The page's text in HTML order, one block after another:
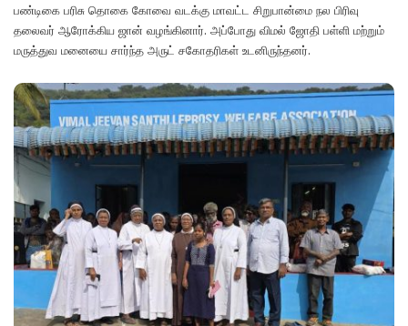
பண்டிகை பரிசு தொகை கோவை வடக்கு மாவட்ட சிறுபான்மை நல பிரிவு
தலைவர் ஆரோக்கிய ஜான் வழங்கினார். அப்போது விமல் ஜோதி பள்ளி மற்றும்
மருத்துவ மனையை சார்ந்த அருட் சகோதரிகள் உடனிருந்தனர்.